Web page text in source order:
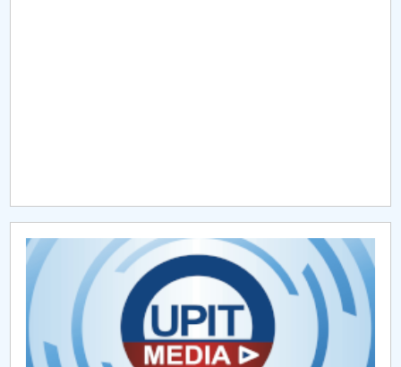
Chestionar angajabilitate ALUMNI – UPB
CAR2026
MENIU CANTINA
ORAR MASTER